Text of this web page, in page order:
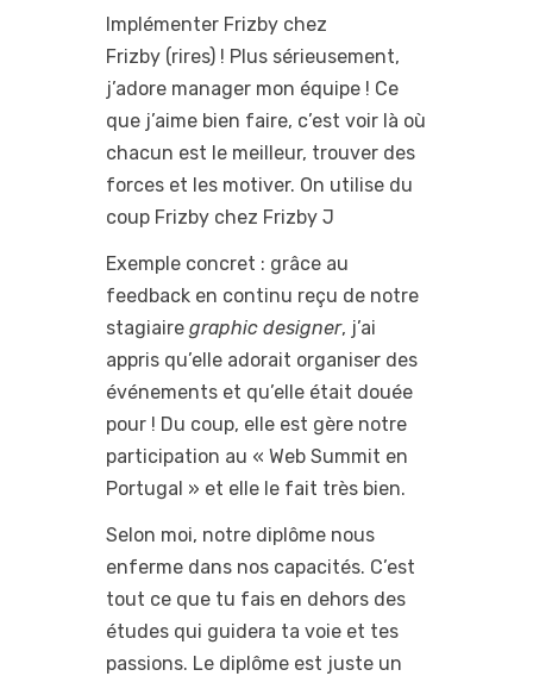
Implémenter Frizby chez
Frizby (rires) ! Plus sérieusement,
j’adore manager mon équipe ! Ce
que j’aime bien faire, c’est voir là où
chacun est le meilleur, trouver des
forces et les motiver. On utilise du
coup Frizby chez Frizby J
Exemple concret : grâce au
feedback en continu reçu de notre
stagiaire graphic designer, j’ai
appris qu’elle adorait organiser des
événements et qu’elle était douée
pour ! Du coup, elle est gère notre
participation au « Web Summit en
Portugal » et elle le fait très bien.
Selon moi, notre diplôme nous
enferme dans nos capacités. C’est
tout ce que tu fais en dehors des
études qui guidera ta voie et tes
passions. Le diplôme est juste un